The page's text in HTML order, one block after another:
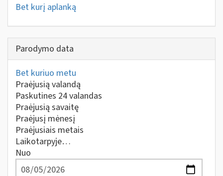
Bet kurį aplanką
Parodymo data
Bet kuriuo metu
Praėjusią valandą
Paskutines 24 valandas
Praėjusią savaitę
Praėjusį mėnesį
Praėjusiais metais
Laikotarpyje…
Nuo